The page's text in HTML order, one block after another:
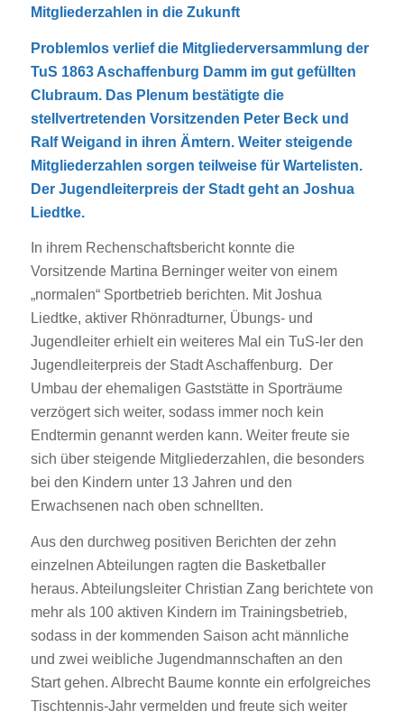
Mitgliederzahlen in die Zukunft
Problemlos verlief die Mitgliederversammlung der
TuS 1863 Aschaffenburg Damm im gut gefüllten
Clubraum. Das Plenum bestätigte die
stellvertretenden Vorsitzenden Peter Beck und
Ralf Weigand in ihren Ämtern. Weiter steigende
Mitgliederzahlen sorgen teilweise für Wartelisten.
Der Jugendleiterpreis der Stadt geht an Joshua
Liedtke.
In ihrem Rechenschaftsbericht konnte die
Vorsitzende Martina Berninger weiter von einem
„normalen“ Sportbetrieb berichten. Mit Joshua
Liedtke, aktiver Rhönradturner, Übungs- und
Jugendleiter erhielt ein weiteres Mal ein TuS-ler den
Jugendleiterpreis der Stadt Aschaffenburg. Der
Umbau der ehemaligen Gaststätte in Sporträume
verzögert sich weiter, sodass immer noch kein
Endtermin genannt werden kann. Weiter freute sie
sich über steigende Mitgliederzahlen, die besonders
bei den Kindern unter 13 Jahren und den
Erwachsenen nach oben schnellten.
Aus den durchweg positiven Berichten der zehn
einzelnen Abteilungen ragten die Basketballer
heraus. Abteilungsleiter Christian Zang berichtete von
mehr als 100 aktiven Kindern im Trainingsbetrieb,
sodass in der kommenden Saison acht männliche
und zwei weibliche Jugendmannschaften an den
Start gehen. Albrecht Baume konnte ein erfolgreiches
Tischtennis-Jahr vermelden und freute sich weiter